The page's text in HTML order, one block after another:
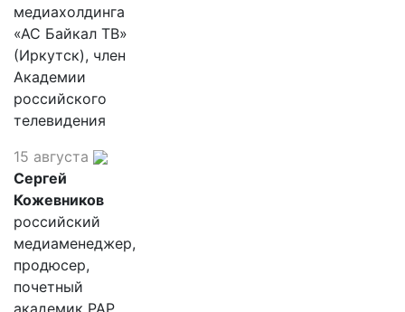
медиахолдинга
«АС Байкал ТВ»
(Иркутск), член
Академии
российского
телевидения
15 августа
Сергей
Кожевников
российский
медиаменеджер,
продюсер,
почетный
академик РАР